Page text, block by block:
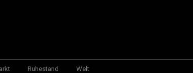
Ruhestand Welt